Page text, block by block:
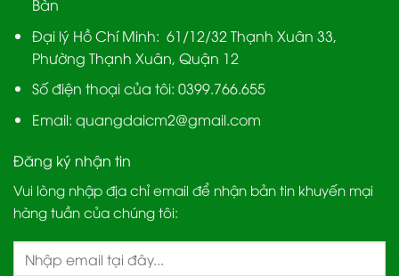
Bàn
Đại lý Hồ Chí Minh: 61/12/32 Thạnh Xuân 33,
Phường Thạnh Xuân, Quận 12
Số điện thoại của tôi: 0399.766.655
Email: quangdaicm2@gmail.com
Đăng ký nhận tin
Vui lòng nhập địa chỉ email để nhận bản tin khuyến mại
hàng tuần của chúng tôi: